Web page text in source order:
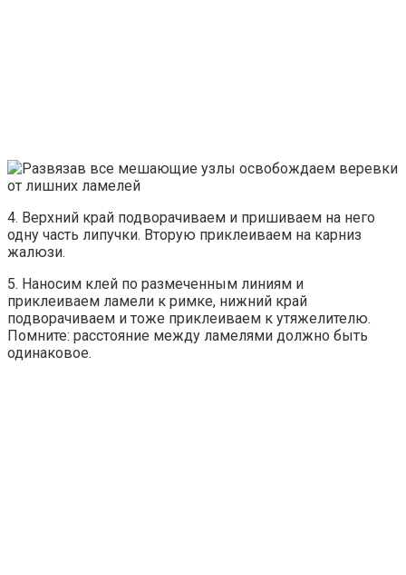
4. Верхний край подворачиваем и пришиваем на него
одну часть липучки. Вторую приклеиваем на карниз
жалюзи.
5. Наносим клей по размеченным линиям и
приклеиваем ламели к римке, нижний край
подворачиваем и тоже приклеиваем к утяжелителю.
Помните: расстояние между ламелями должно быть
одинаковое.